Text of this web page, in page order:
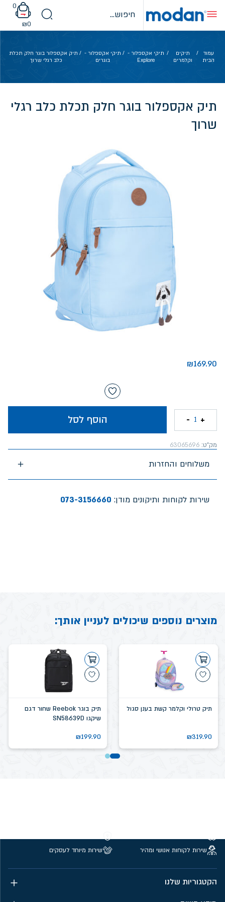
content
0
₪0
עמוד
הבית
/
תיקים
וקלמרים
/ תיקי אקספלור -
Explore
/ תיקי אקספלור -
בוגרים
/ תיק אקספלור בוגר חלק תכלת
כלב רגלי שרוך
תיק אקספלור בוגר חלק תכלת כלב רגלי
שרוך
₪169.90
הוסף לסל +
1
-
מק"ט: 63065696
משלוחים והחזרות
שירות לקוחות ותיקונים מודן: 073-3156660
מוצרים נוספים שיכולים לעניין אותך:
תיק טרולי וקלמר קשת בענן סגול
₪319.90
תיק בוגר Reebok שחור דגם
שיקגו SN58639D
₪199.90
שירות לקוחות אנושי ומהיר
שירות מיוחד לעסקים
הקטגוריות שלנו